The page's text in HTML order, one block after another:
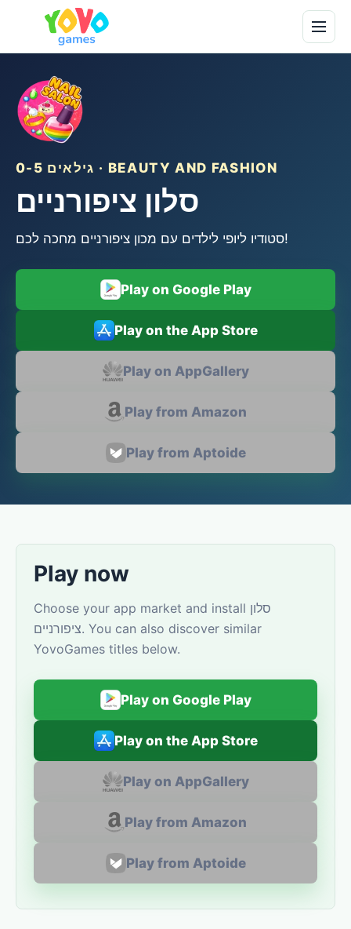
גילאים 0-5 · BEAUTY AND FASHION
סלון ציפורניים
סטודיו ליופי לילדים עם מכון ציפורניים מחכה לכם!
Play on Google Play
Play on the App Store
Play on AppGallery
Play from Amazon
Play from Aptoide
Play now
Choose your app market and install סלון
ציפורניים. You can also discover similar
YovoGames titles below.
Play on Google Play
Play on the App Store
Play on AppGallery
Play from Amazon
Play from Aptoide